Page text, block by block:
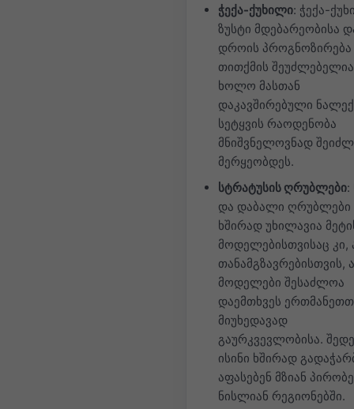
ჭექა-ქუხილი: ჭექა-
ზუსტი მდებარეობისა
დროის პროგნოზირება
თითქმის
ხოლო მასთან
დაკავშირებული
სეტყვის რაოდენობა
მნიშვნელოვნად
მერყეობდეს.
სტრატუსის ღრუბლები:
და დაბალი ღრუბლები
ხშირად უხილავია
მოდელებისთვისაც კი,
თანამგზავრებისთვის,
მოდელები შესაძლოა
დაემთხვეს
მიუხედავად
გაურკვევლობისა.
ისინი ხშირად
აფასებენ მზიან
ნისლიან რეგიონებში.